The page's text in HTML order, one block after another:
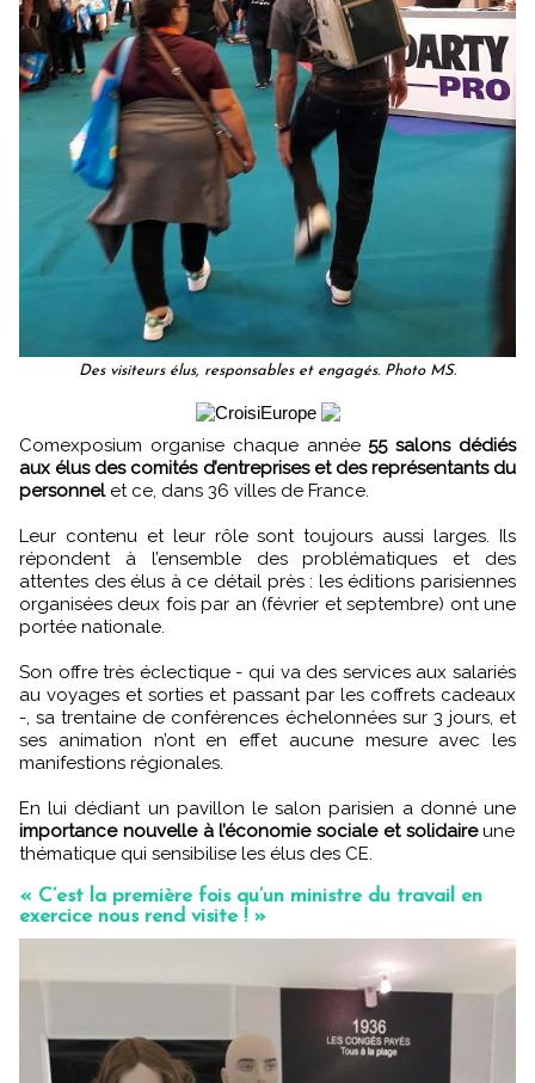
Des visiteurs élus, responsables et engagés. Photo MS.
Comexposium organise chaque année 55 salons dédiés
aux élus des comités d’entreprises et des représentants du
personnelet ce, dans 36 villes de France.
Leur contenu et leur rôle sont toujours aussi larges. Ils
répondent à l’ensemble des problématiques et des
attentes des élus à ce détail près : les éditions parisiennes
organisées deux fois par an (février et septembre) ont une
portée nationale.
Son offre très éclectique - qui va des services aux salariés
au voyages et sorties et passant par les coffrets cadeaux
-, sa trentaine de conférences échelonnées sur 3 jours, et
ses animation n’ont en effet aucune mesure avec les
manifestions régionales.
En lui dédiant un pavillon le salon parisien a donné une
importance nouvelle à l’économie sociale et solidaireune
thématique qui sensibilise les élus des CE.
« C’est la première fois qu’un ministre du travail en
exercice nous rend visite ! »